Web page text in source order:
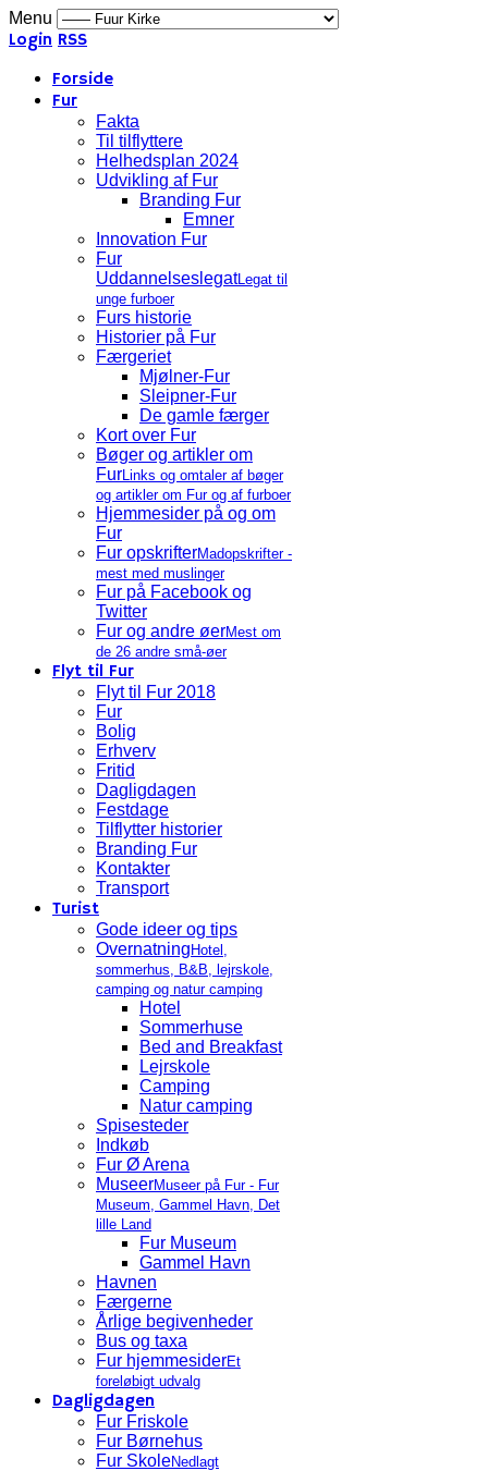
Menu
Login RSS
Forside
Fur
Fakta
Til tilflyttere
Helhedsplan 2024
Udvikling af Fur
Branding Fur
Emner
Innovation Fur
Fur
UddannelseslegatLegat til
unge furboer
Furs historie
Historier på Fur
Færgeriet
Mjølner-Fur
Sleipner-Fur
De gamle færger
Kort over Fur
Bøger og artikler om
FurLinks og omtaler af bøger
og artikler om Fur og af furboer
Hjemmesider på og om
Fur
Fur opskrifterMadopskrifter -
mest med muslinger
Fur på Facebook og
Twitter
Fur og andre øerMest om
de 26 andre små-øer
Flyt til Fur
Flyt til Fur 2018
Fur
Bolig
Erhverv
Fritid
Dagligdagen
Festdage
Tilflytter historier
Branding Fur
Kontakter
Transport
Turist
Gode ideer og tips
Overnatning Hotel,
sommerhus, B&B, lejrskole,
camping og natur camping
Hotel
Sommerhuse
Bed and Breakfast
Lejrskole
Camping
Natur camping
Spisesteder
Indkøb
Fur Ø Arena
MuseerMuseer på Fur - Fur
Museum, Gammel Havn, Det
lille Land
Fur Museum
Gammel Havn
Havnen
Færgerne
Årlige begivenheder
Bus og taxa
Fur hjemmesiderEt
foreløbigt udvalg
Dagligdagen
Fur Friskole
Fur Børnehus
Fur SkoleNedlagt